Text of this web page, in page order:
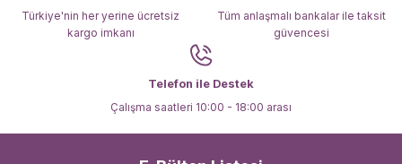
Türkiye'nin her yerine ücretsiz
kargo imkanı
Tüm anlaşmalı bankalar ile taksit
güvencesi
Telefon ile Destek
Çalışma saatleri 10:00 - 18:00 arası